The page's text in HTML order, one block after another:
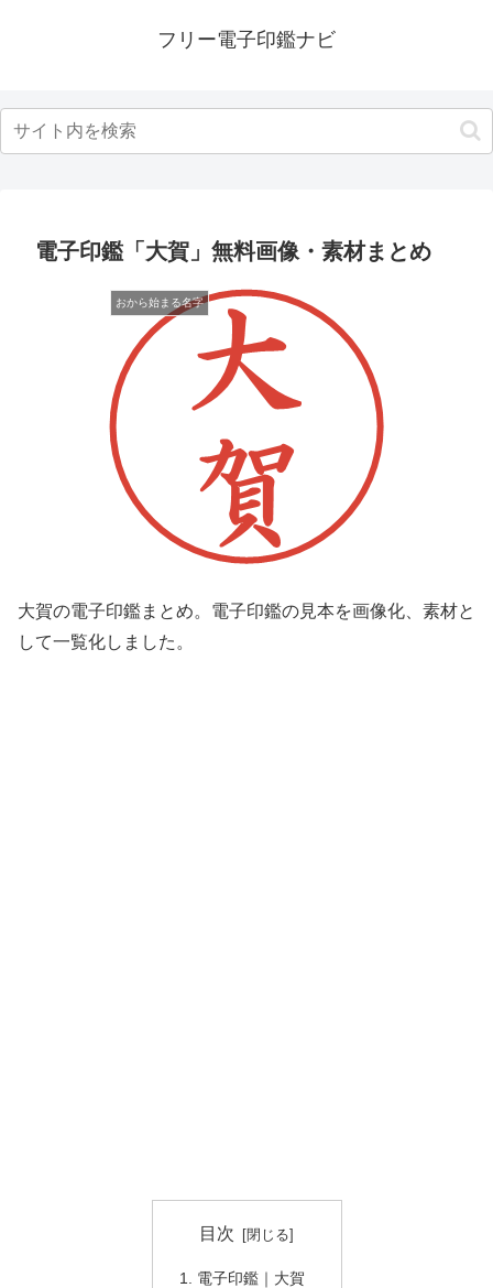
フリー電子印鑑ナビ
電子印鑑「大賀」無料画像・素材まとめ
おから始まる名字
大賀の電子印鑑まとめ。電子印鑑の見本を画像化、素材と
して一覧化しました。
目次
電子印鑑｜大賀